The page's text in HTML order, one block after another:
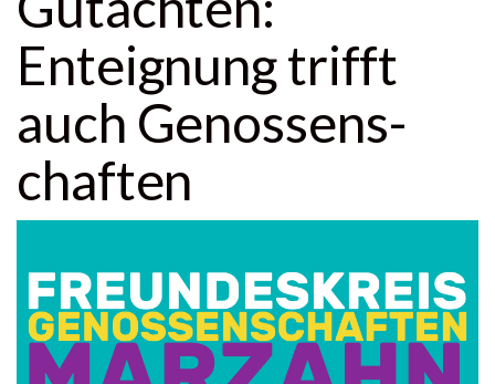
Enteignung trifft
auch Genosse­ns­
chaften